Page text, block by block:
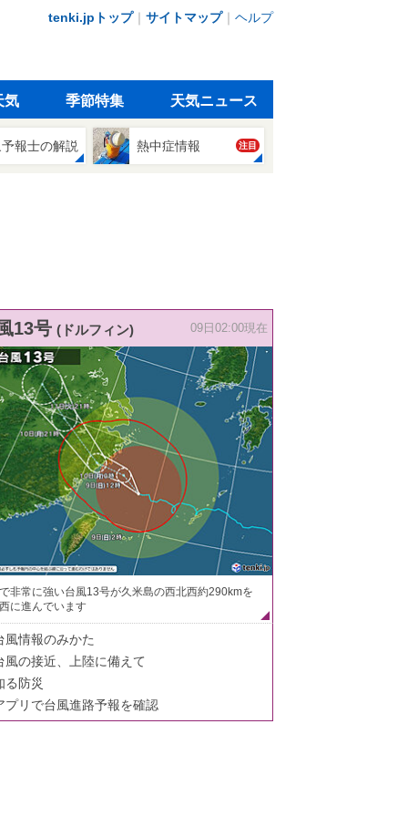
tenki.jpトップ｜ サイトマップ｜ ヘルプ
気 季節特集 天気ニュース
報士の解説 熱中症情報 注目
13号 (ドルフィン) 09日02:00現在
非常に強い台風13号が久米島の西北西約290kmを
に進んでいます
風情報のみかた
風の接近、上陸に備えて
る防災
プリで台風進路予報を確認